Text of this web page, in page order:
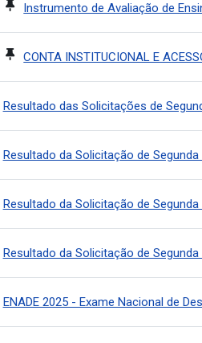
Instrumento de Avaliação de
CONTA INSTITUCIONAL E
Resultado das Solicitações de
Resultado da Solicitação de
Resultado da Solicitação de Segunda
Resultado da Solicitação de
ENADE 2025 - Exame Nacional de